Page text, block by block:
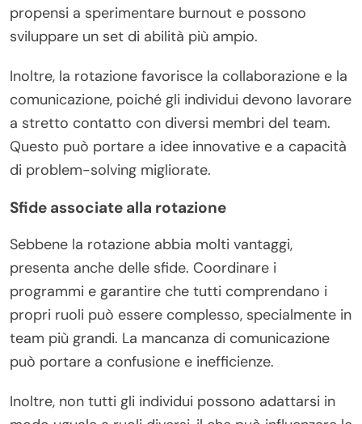
propensi a sperimentare burnout e possono
sviluppare un set di abilità più ampio.
Inoltre, la rotazione favorisce la collaborazione e la
comunicazione, poiché gli individui devono lavorare
a stretto contatto con diversi membri del team.
Questo può portare a idee innovative e a capacità
di problem-solving migliorate.
Sfide associate alla rotazione
Sebbene la rotazione abbia molti vantaggi,
presenta anche delle sfide. Coordinare i
programmi e garantire che tutti comprendano i
propri ruoli può essere complesso, specialmente in
team più grandi. La mancanza di comunicazione
può portare a confusione e inefficienze.
Inoltre, non tutti gli individui possono adattarsi in